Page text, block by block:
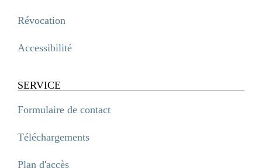
Révocation
Accessibilité
SERVICE
Formulaire de contact
Téléchargements
Plan d'accès